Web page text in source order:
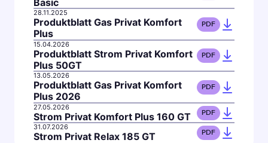
28.11.2025
Produktblatt Gas Privat Komfort
Plus
PDF
15.04.2026
Produktblatt Strom Privat Komfort
Plus 50GT
PDF
13.05.2026
Produktblatt Gas Privat Komfort
Plus 2026
PDF
27.05.2026
Strom Privat Komfort Plus 160 GT PDF
31.07.2026
Strom Privat Relax 185 GT PDF